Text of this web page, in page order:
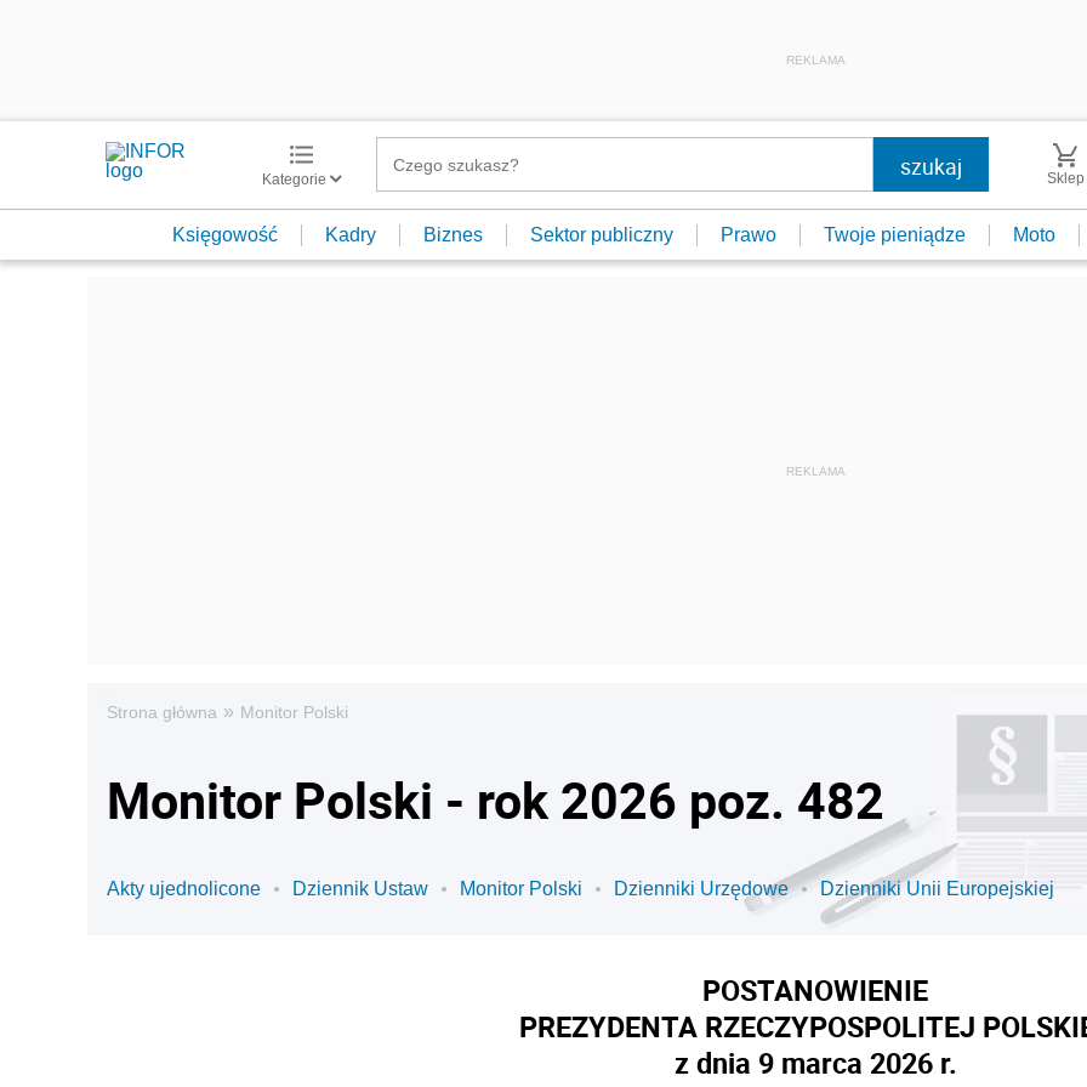
REKLAMA
Kategorie Sklep
Księgowość Kadry Biznes Sektor publiczny Prawo Twoje pieniądze Moto
Strona główna » Monitor Polski
Monitor Polski - rok 2026 poz. 482
Akty ujednolicone Dziennik Ustaw Monitor Polski Dzienniki Urzędowe Dzienniki Unii Europejskiej
POSTANOWIENIE
PREZYDENTA RZECZYPOSPOLITEJ
z dnia 9 marca 2026 r.